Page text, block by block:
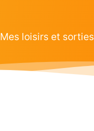
Mes loisirs et sorties